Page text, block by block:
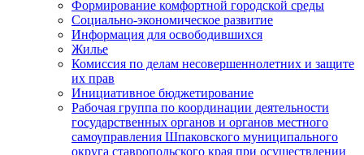
Формирование комфортной городской среды
Социально-экономическое развитие
Информация для освободившихся
Жилье
Комиссия по делам несовершеннолетних и защите
их прав
Инициативное бюджетирование
Рабочая группа по координации деятельности
государственных органов и органов местного
самоуправления Шпаковского муниципального
округа ставропольского края при осуществлении